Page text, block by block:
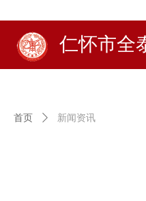
仁怀市全
首页 ꄲ 新闻资讯